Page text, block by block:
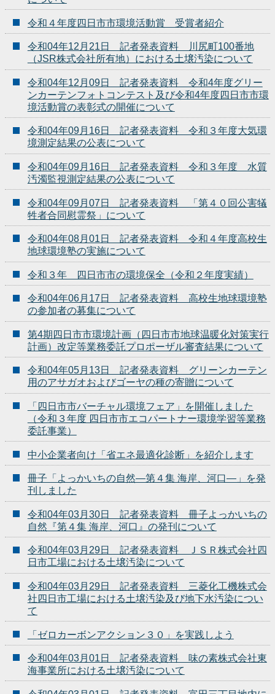
令和４年度四日市市環境活動賞 受賞者紹介
令和04年12月21日 記者発表資料 川尻町100番地
（JSR株式会社所有地）における土壌汚染について
令和04年12月09日 記者発表資料 令和4年度グリー
ンカーテンフォトコンテスト及び令和4年度四日市市環
境活動賞の表彰式の開催について
令和04年09月16日 記者発表資料 令和３年度大気環
境測定結果の公表について
令和04年09月16日 記者発表資料 令和３年度 水質
汚濁監視測定結果の公表について
令和04年09月07日 記者発表資料 「第４０回公害犠
牲者合同慰霊祭」について
令和04年08月01日 記者発表資料 令和４年度高校生
地球環境塾の実施について
令和３年 四日市市の環境保全（令和２年度実績）
令和04年06月17日 記者発表資料 高校生地球環境塾
の参加者の募集について
第4期四日市市環境計画（四日市市地球温暖化対策実行
計画）改定等業務委託プロポーザル審査結果について
令和04年05月13日 記者発表資料 グリーンカーテン
用のアサガオおよびゴーヤの種の寄贈について
「四日市市バーチャル環境フェア」を開催しました
（令和３年度 四日市市エコパートナー環境学習等業務
委託事業）
中小企業者向け「省エネ最適化診断」を紹介します
冊子「よっかいちの自然―第４集 海岸、河口―」を発
刊しました
令和04年03月30日 記者発表資料 冊子よっかいちの
自然『第４集 海岸、河口』の発刊について
令和04年03月29日 記者発表資料 ＪＳＲ株式会社四
日市工場における土壌汚染について
令和04年03月29日 記者発表資料 三菱化工機株式会
社四日市工場における土壌汚染及び地下水汚染につい
て
「ゼロカーボンアクション３０」を実践しよう
令和04年03月01日 記者発表資料 味の素株式会社東
海事業所における土壌汚染について